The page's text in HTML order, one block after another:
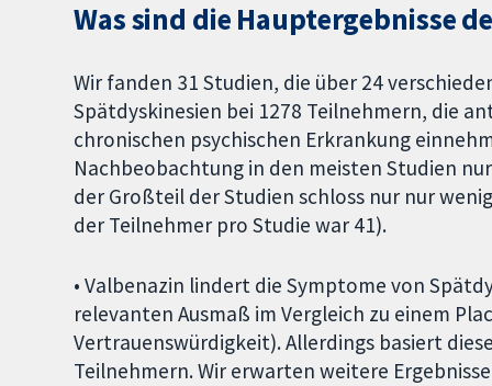
Was sind die Hauptergebnisse
Wir fanden 31 Studien, die über 24
Spätdyskinesien bei 1278 Teilnehmern, die
chronischen psychischen Erkrankung
Nachbeobachtung in den meisten Studien
der Großteil der Studien schloss nur nur
der Teilnehmer pro Studie war 41).
• Valbenazin lindert die Symptome von
relevanten Ausmaß im Vergleich zu einem
Vertrauenswürdigkeit). Allerdings basiert
Teilnehmern. Wir erwarten weitere